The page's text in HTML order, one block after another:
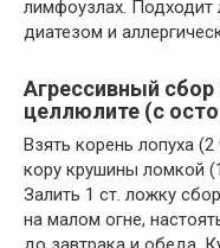
лимфоузлах.
диатезом и
Агрессивный
целлюлите (с
Взять корень лопуха
кору крушины ломкой
Залить 1 ст. ложку
на малом огне,